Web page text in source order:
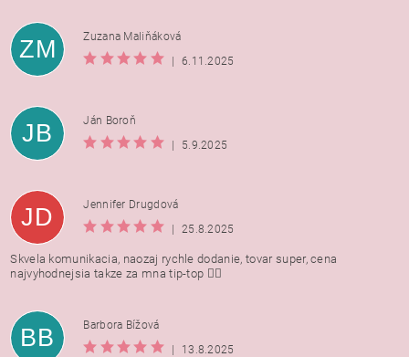
ZM
Zuzana Maliňáková
|
6.11.2025
JB
Ján Boroň
|
5.9.2025
JD
Jennifer Drugdová
|
25.8.2025
Skvela komunikacia, naozaj rychle dodanie, tovar super, cena
najvyhodnejsia takze za mna tip-top 👍🏻
BB
Barbora Bížová
|
13.8.2025